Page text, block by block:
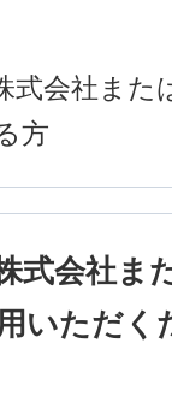
式会社また
方
式会社ま
いただく